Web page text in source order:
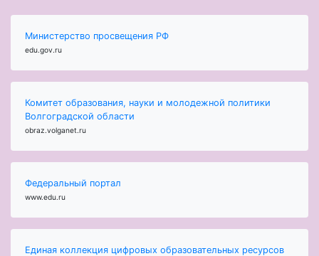
Министерство просвещения РФ
edu.gov.ru
Комитет образования, науки и молодежной политики
Волгоградской области
obraz.volganet.ru
Федеральный портал
www.edu.ru
Единая коллекция цифровых образовательных ресурсов